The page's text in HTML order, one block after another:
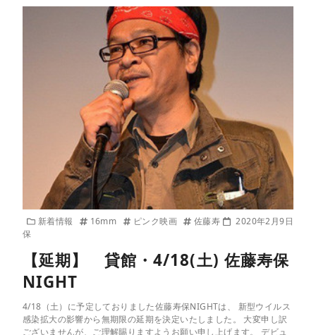
新着情報 16mm ピンク映画
佐藤寿
保
2020年2月9日
【延期】 貸館・4/18(土) 佐藤寿保
NIGHT
4/18（土）に予定しておりました佐藤寿保NIGHTは、 新型ウイルス
感染拡大の影響から無期限の延期を決定いたしました。 大変申し訳
ございませんが、ご理解賜りますようお願い申し上げます。 デビュ